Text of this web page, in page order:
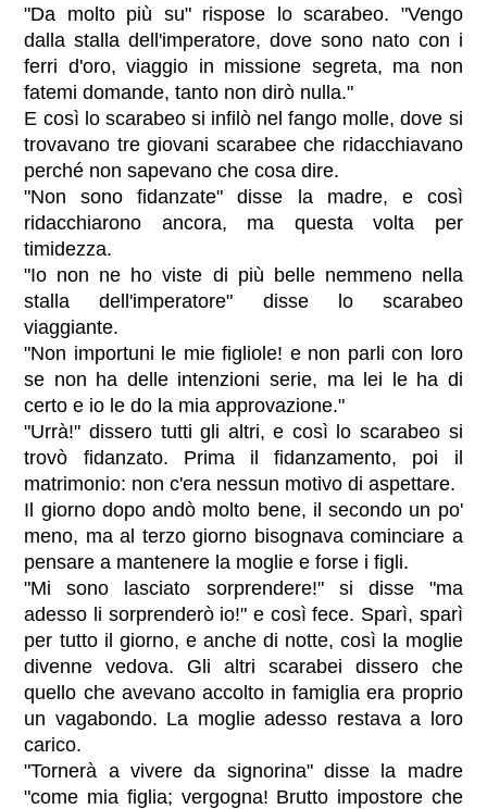
"Da molto più su" rispose lo scarabeo. "Vengo
dalla stalla dell'imperatore, dove sono nato con i
ferri d'oro, viaggio in missione segreta, ma non
fatemi domande, tanto non dirò nulla."
E così lo scarabeo si infilò nel fango molle, dove si
trovavano tre giovani scarabee che ridacchiavano
perché non sapevano che cosa dire.
"Non sono fidanzate" disse la madre, e così
ridacchiarono ancora, ma questa volta per
timidezza.
"Io non ne ho viste di più belle nemmeno nella
stalla dell'imperatore" disse lo scarabeo
viaggiante.
"Non importuni le mie figliole! e non parli con loro
se non ha delle intenzioni serie, ma lei le ha di
certo e io le do la mia approvazione."
"Urrà!" dissero tutti gli altri, e così lo scarabeo si
trovò fidanzato. Prima il fidanzamento, poi il
matrimonio: non c'era nessun motivo di aspettare.
Il giorno dopo andò molto bene, il secondo un po'
meno, ma al terzo giorno bisognava cominciare a
pensare a mantenere la moglie e forse i figli.
"Mi sono lasciato sorprendere!" si disse "ma
adesso li sorprenderò io!" e così fece. Sparì, sparì
per tutto il giorno, e anche di notte, così la moglie
divenne vedova. Gli altri scarabei dissero che
quello che avevano accolto in famiglia era proprio
un vagabondo. La moglie adesso restava a loro
carico.
"Tornerà a vivere da signorina" disse la madre
"come mia figlia; vergogna! Brutto impostore che